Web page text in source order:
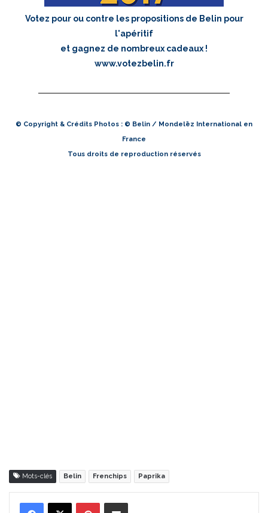
Votez pour ou contre les propositions de Belin pour
l'apéritif
et gagnez de nombreux cadeaux !
www.votezbelin.fr
© Copyright & Crédits Photos : © Belin / Mondelēz International en
France
Tous droits de reproduction réservés
Mots-clés Belin Frenchips Paprika